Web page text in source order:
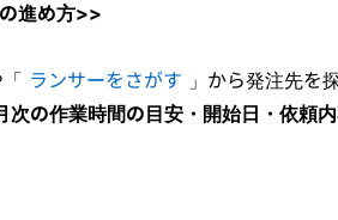
進め方>>
「 ランサーをさがす 」から発注先を
次の作業時間の目安・開始日・依頼